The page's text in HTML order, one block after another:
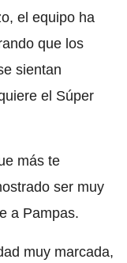
el equipo ha
que los
sientan
el Súper
más te
ser muy
a Pampas.
muy marcada,